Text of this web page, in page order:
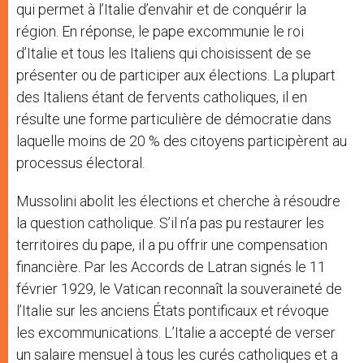
qui permet à l’Italie d’envahir et de conquérir la
région. En réponse, le pape excommunie le roi
d’Italie et tous les Italiens qui choisissent de se
présenter ou de participer aux élections. La plupart
des Italiens étant de fervents catholiques, il en
résulte une forme particulière de démocratie dans
laquelle moins de 20 % des citoyens participèrent au
processus électoral.
Mussolini abolit les élections et cherche à résoudre
la question catholique. S’il n’a pas pu restaurer les
territoires du pape, il a pu offrir une compensation
financière. Par les Accords de Latran signés le 11
février 1929, le Vatican reconnaît la souveraineté de
l’Italie sur les anciens États pontificaux et révoque
les excommunications. L’Italie a accepté de verser
un salaire mensuel à tous les curés catholiques et a